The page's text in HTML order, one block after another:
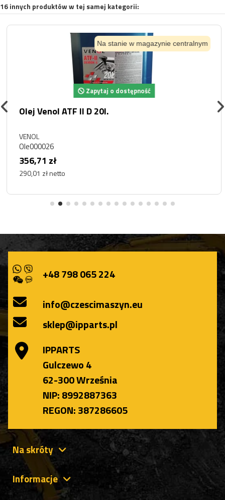
16 innych produktów w tej samej kategorii:
Na stanie w magazynie centralnym
Zapytaj o dostępność
Olej Venol ATF II D 20l.
VENOL
Ole000026
356,71 zł
290,01 zł netto
+48 798 065 224
info@czescimaszyn.eu
sklep@ipparts.pl
IPPARTS
Gulczewo 4
62-300 Września
NIP: 8992887363
REGON: 387286605
Na skróty
Informacje